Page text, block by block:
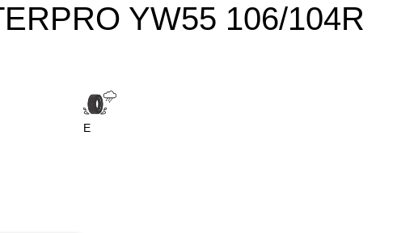
YW55 106/104R
E